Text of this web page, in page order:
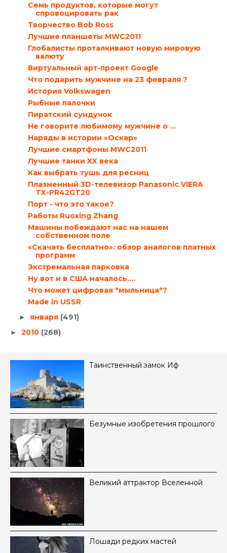
Семь продуктов, которые могут
спровоцировать рак
Творчество Bob Ross
Лучшие планшеты MWC2011
Глобалисты проталкивают новую мировую
валюту
Виртуальный арт-проект Google
Что подарить мужчине на 23 февраля ?
История Volkswagen
Рыбные палочки
Пиратский сундучок
Не говорите любимому мужчине о …
Наряды в истории «Оскар»
Лучшие смартфоны MWC2011
Лучшие танки XX века
Как выбрать тушь для ресниц
Плазменный 3D-телевизор Panasonic VIERA
TX-PR42GT20
Порт - что это такое?
Работы Ruoxing Zhang
Машины побеждают нас на нашем
собственном поле
«Скачать бесплатно»: обзор аналогов платных
программ
Экстремальная парковка
Ну вот и в США началось....
Что может цифровая "мыльница"?
Made in USSR
► января (491)
► 2010 (268)
Таинственный замок Иф
Безумные изобретения прошлого
Великий аттрактор Вселенной
Лошади редких мастей